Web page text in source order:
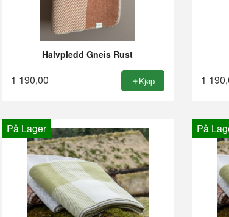
Halvpledd Gneis Rust
1 190,00 Kjøp 1
På Lager På